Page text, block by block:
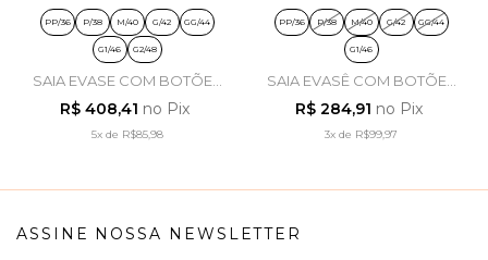
PP/36 P/38 M/40 G/42 GG/44
G1/46 G2/48
SAIA EVASE COM BOTÕES
EM SARJA MARROM -
TITANIUM JEANS
R$ 408,41 no Pix
5xde R$85,98
PP/36 P/38 M/40 G/42 GG/44
G1/46
SAIA EVASÊ COM BOTÕES
EM JEANS ESCURO - LAURA
ROSA
R$ 284,91 no Pix
3x de R$99,97
ASSINE NOSSA NEWSLETTER